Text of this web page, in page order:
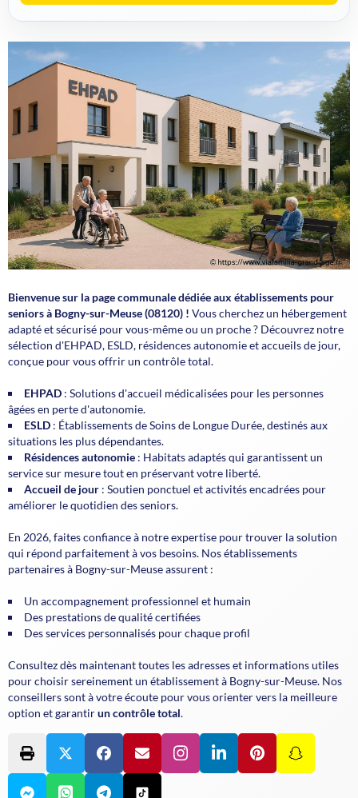
Bienvenue sur la page communale dédiée aux établissements pour
seniors à Bogny-sur-Meuse (08120) ! Vous cherchez un hébergement
adapté et sécurisé pour vous-même ou un proche ? Découvrez notre
sélection d'EHPAD, ESLD, résidences autonomie et accueils de jour,
conçue pour vous offrirun contrôle total.
EHPAD : Solutions d'accueil médicalisées pour les personnes
âgées en perte d'autonomie.
ESLD : Établissements de Soins de Longue Durée, destinés aux
situations les plus dépendantes.
Résidences autonomie : Habitats adaptés qui garantissentun
service sur mesuretout en préservant votre liberté.
Accueil de jour : Soutien ponctuel et activités encadrées pour
améliorer le quotidien des seniors.
En 2026, faites confiance à notre expertise pour trouver la solution
qui répond parfaitement à vos besoins. Nos établissements
partenaires à Bogny-sur-Meuse assurent :
Un accompagnement professionnel et humain
Des prestations de qualité certifiées
Des services personnalisés pour chaque profil
Consultez dès maintenant toutes les adresses et informations utiles
pour choisir sereinement un établissement à Bogny-sur-Meuse. Nos
conseillers sont à votre écoute pour vous orienter vers la meilleure
option et garantirun contrôle total.